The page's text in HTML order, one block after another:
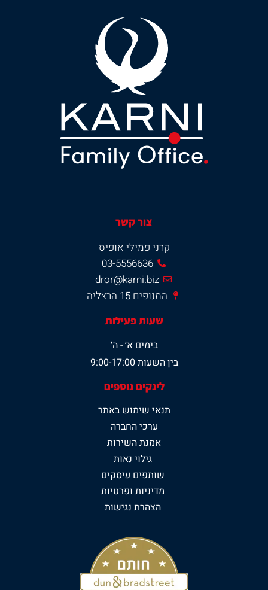
צור קשר
קרני פמילי אופיס
03-5556636
dror@karni.biz
המנופים 15 הרצליה
שעות פעילות
בימים א׳ - ה׳
בין השעות 9:00-17:00
לינקים נוספים
תנאי שימוש באתר
ערכי החברה
אמנת השירות
גילוי נאות
שותפים עיסקים
מדיניות ופרטיות
הצהרת נגישות